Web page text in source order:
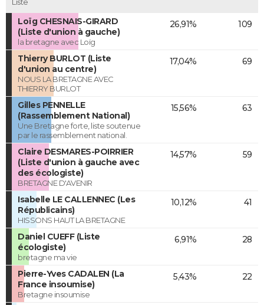
Loïg CHESNAIS-GIRARD
(Liste d'union à gauche)
la bretagne avec Loïg
26,91% 109
Thierry BURLOT (Liste
d'union au centre)
NOUS LA BRETAGNE AVEC
THIERRY BURLOT
17,04% 69
Gilles PENNELLE
(Rassemblement National)
Une Bretagne forte, liste soutenue
par le rassemblement national.
15,56% 63
Claire DESMARES-POIRRIER
(Liste d'union à gauche avec
des écologiste)
BRETAGNE D'AVENIR
14,57% 59
Isabelle LE CALLENNEC (Les
Républicains)
HISSONS HAUT LA BRETAGNE
10,12% 41
Daniel CUEFF (Liste
écologiste)
bretagne ma vie
6,91% 28
Pierre-Yves CADALEN (La
France insoumise)
Bretagne insoumise
5,43% 22